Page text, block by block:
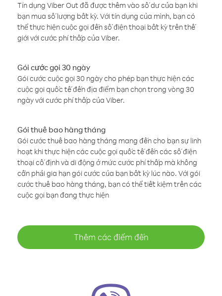
Tín dụng Viber Out đã được thêm vào số dư của bạn khi
bạn mua số lượng bất kỳ. Với tín dụng của mình, bạn có
thể thực hiện cuộc gọi đến số điện thoại bất kỳ trên thế
giới với cước phí thấp của Viber.
Gói cước gọi 30 ngày
Gói cước cuộc gọi 30 ngày cho phép bạn thực hiện các
cuộc gọi quốc tế đến địa điểm bạn chọn trong vòng 30
ngày với cước phí thấp của Viber.
Gói thuê bao hàng tháng
Gói cước thuê bao hàng tháng mang đến cho bạn sự linh
hoạt khi thực hiện các cuộc gọi quốc tế đến các số điện
thoại cố định và di động ở mức cước phí thấp mà không
cần phải gia hạn gói cước của bạn bất kỳ lúc nào. Với gói
cước thuê bao hàng tháng, bạn có thể tiết kiệm trên các
cuộc gọi bạn đang thực hiện
Thêm các điểm đến